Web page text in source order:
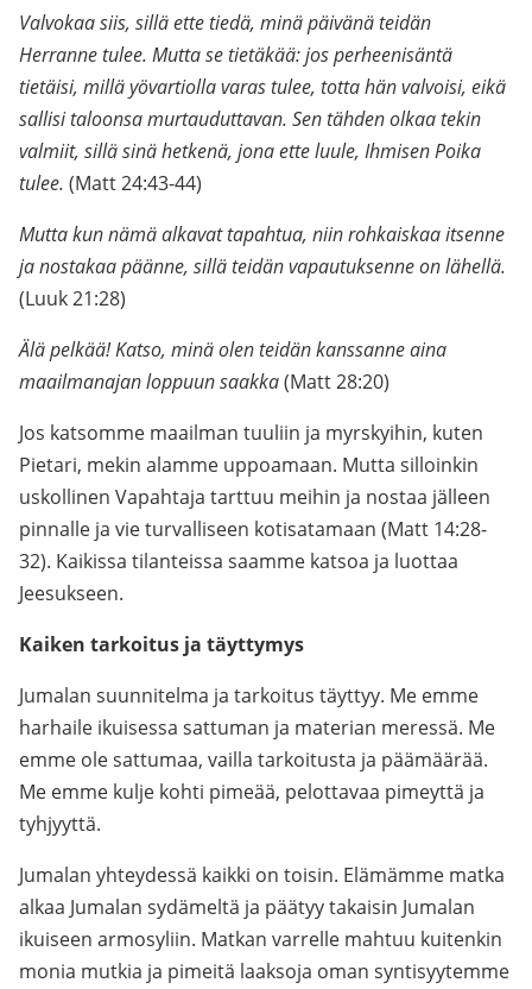
Valvokaa siis, sillä ette tiedä, minä päivänä teidän
Herranne tulee. Mutta se tietäkää: jos perheenisäntä
tietäisi, millä yövartiolla varas tulee, totta hän valvoisi, eikä
sallisi taloonsa murtauduttavan. Sen tähden olkaa tekin
valmiit, sillä sinä hetkenä, jona ette luule, Ihmisen Poika
tulee. (Matt 24:43-44)
Mutta kun nämä alkavat tapahtua, niin rohkaiskaa itsenne
ja nostakaa päänne, sillä teidän vapautuksenne on lähellä.
(Luuk 21:28)
Älä pelkää!Katso, minä olen teidän kanssanne aina
maailmanajan loppuun saakka(Matt 28:20)
Jos katsomme maailman tuuliin ja myrskyihin, kuten
Pietari, mekin alamme uppoamaan. Mutta silloinkin
uskollinen Vapahtaja tarttuu meihin ja nostaa jälleen
pinnalle ja vie turvalliseen kotisatamaan (Matt 14:28-
32). Kaikissa tilanteissa saamme katsoa ja luottaa
Jeesukseen.
Kaiken tarkoitus ja täyttymys
Jumalan suunnitelma ja tarkoitus täyttyy. Me emme
harhaile ikuisessa sattuman ja materian meressä. Me
emme ole sattumaa, vailla tarkoitusta ja päämäärää.
Me emme kulje kohti pimeää, pelottavaa pimeyttä ja
tyhjyyttä.
Jumalan yhteydessä kaikki on toisin. Elämämme matka
alkaa Jumalan sydämeltä ja päätyy takaisin Jumalan
ikuiseen armosyliin. Matkan varrelle mahtuu kuitenkin
monia mutkia ja pimeitä laaksoja oman syntisyytemme